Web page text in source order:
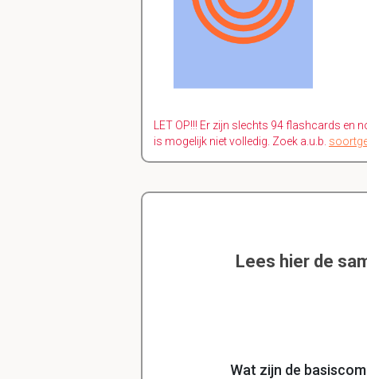
LET OP!!! Er zijn slechts 94 flashcards
is mogelijk niet volledig. Zoek a.u.b.
Lees hier de
Wat zijn de